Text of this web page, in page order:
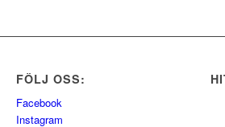
FÖLJ OSS:
Facebook
Instagram